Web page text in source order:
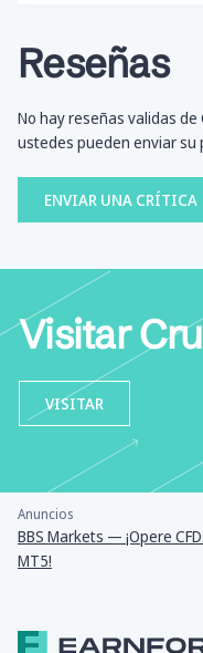
Reseñas
No hay reseñas validas de
ustedes pueden enviar su
ENVIAR UNA CRÍTICA
Visitar
VISITAR
Anuncios
BBS Markets — ¡Opere
MT5!